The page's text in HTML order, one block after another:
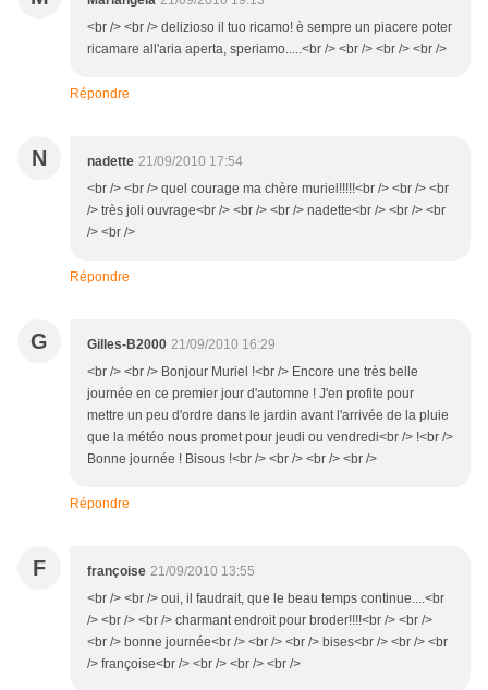
<br /> <br /> delizioso il tuo ricamo! è sempre un piacere poter
ricamare all'aria aperta, speriamo.....<br /> <br /> <br /> <br />
Répondre
N nadette 21/09/2010 17:54
<br /> <br /> quel courage ma chère muriel!!!!!<br /> <br /> <br
/> très joli ouvrage<br /> <br /> <br /> nadette<br /> <br /> <br
/> <br />
Répondre
G Gilles-B2000 21/09/2010 16:29
<br /> <br /> Bonjour Muriel !<br /> Encore une très belle
journée en ce premier jour d'automne ! J'en profite pour
mettre un peu d'ordre dans le jardin avant l'arrivée de la pluie
que la météo nous promet pour jeudi ou vendredi<br /> !<br />
Bonne journée ! Bisous !<br /> <br /> <br /> <br />
Répondre
F françoise 21/09/2010 13:55
<br /> <br /> oui, il faudrait, que le beau temps continue....<br
/> <br /> <br /> charmant endroit pour broder!!!!<br /> <br />
<br /> bonne journée<br /> <br /> <br /> bises<br /> <br /> <br
/> françoise<br /> <br /> <br /> <br />